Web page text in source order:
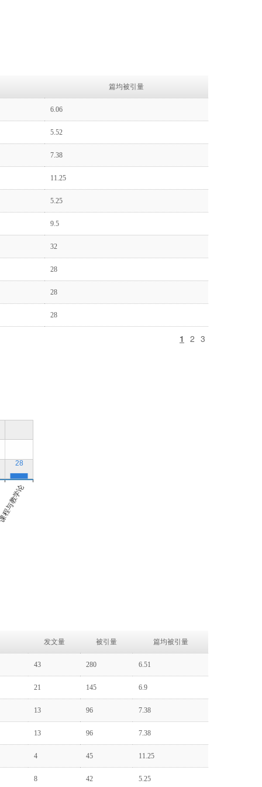
篇均被引量
6.06
5.52
7.38
11.25
5.25
9.5
32
28
28
28
1 2 3
发文量 被引量 篇均被引量
43 280 6.51
21 145 6.9
13 96 7.38
13 96 7.38
4 45 11.25
8 42 5.25